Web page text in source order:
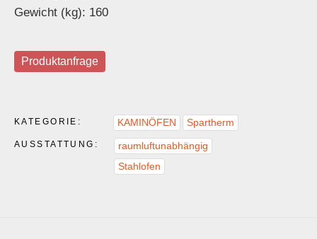
Gewicht (kg): 160
Produktanfrage
KATEGORIE: KAMINÖFEN Spartherm
AUSSTATTUNG:
raumluftunabhängig
Stahlofen